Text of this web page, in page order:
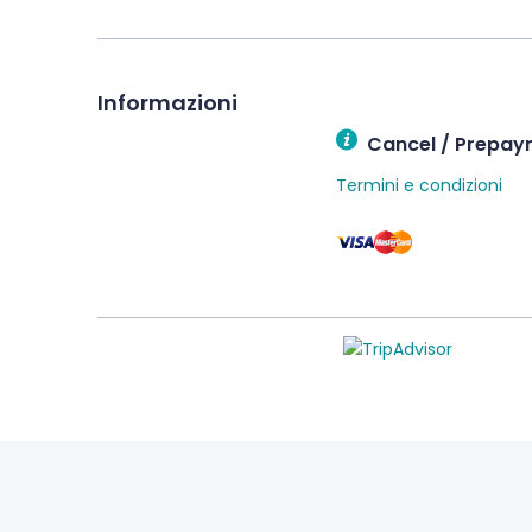
Informazioni
Cancel /
Termini e condizioni